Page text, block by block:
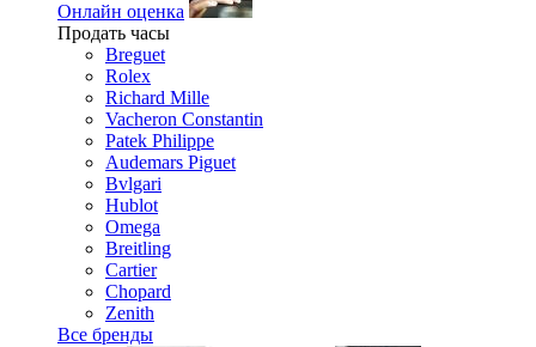
Онлайн оценка
Продать часы
Breguet
Rolex
Richard Mille
Vacheron Constantin
Patek Philippe
Audemars Piguet
Bvlgari
Hublot
Omega
Breitling
Cartier
Chopard
Zenith
Все бренды